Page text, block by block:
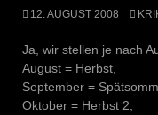
12. AUGUST 2008
Ja, wir stellen je nach
August = Herbst,
September =
Oktober = Herbst 2,